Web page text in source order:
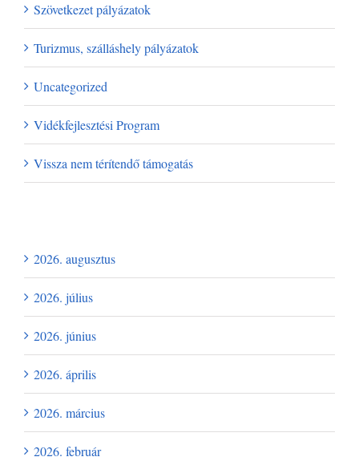
Szövetkezet pályázatok
Turizmus, szálláshely pályázatok
Uncategorized
Vidékfejlesztési Program
Vissza nem térítendő támogatás
2026. augusztus
2026. július
2026. június
2026. április
2026. március
2026. február